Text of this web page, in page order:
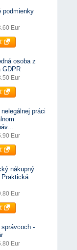
podmienky
Eur
osoba z
GDPR
Eur
práci
Eur
nákupný
Eur
-
Eur